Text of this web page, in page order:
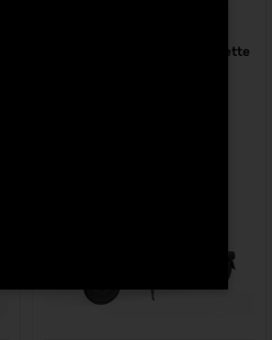
Segway Ninebot D18E trottinette